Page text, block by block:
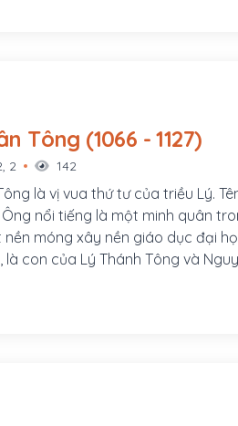
Lý Nhân Tông (1066 - 1127)
2 142
là vị vua thứ tư của triều Lý.
nổi tiếng là một minh quân
móng xây nền giáo dục đại
là con của Lý Thánh Tông và